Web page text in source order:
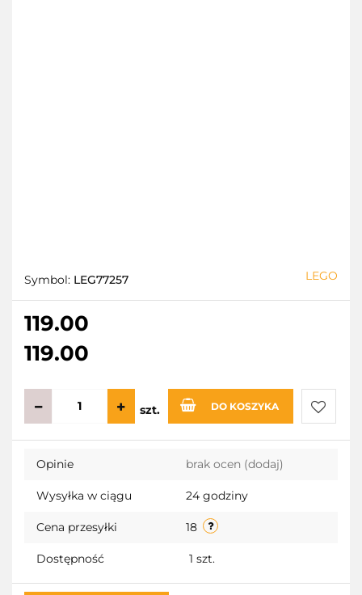
Symbol: LEG77257 LEGO
119.00
119.00
szt. DO KOSZYKA
Do
Opinie brak ocen (dodaj)
Wysyłka w ciągu 24 godziny
Cena przesyłki 18
Dostępność 1 szt.